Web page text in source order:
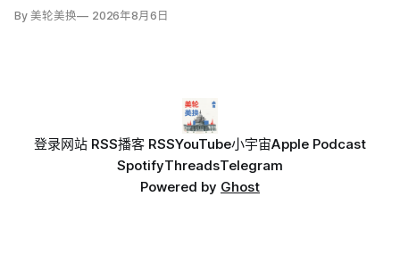
By 美轮美换 2026年8月6日
登录网站 RSS播客 RSSYouTube小宇宙Apple Podcast
SpotifyThreadsTelegram
Powered by Ghost